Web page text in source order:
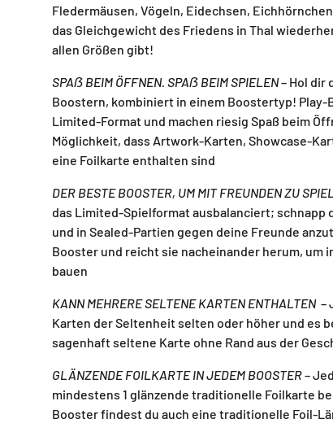
Fledermäusen, Vögeln, Eidechsen,
das Gleichgewicht des Friedens in Thal
allen Größen gibt!
SPAẞ BEIM ÖFFNEN. SPAẞ BEIM SPIELEN– Hol dir
Boostern, kombiniert in einem Boostertyp!
Limited-Format und machen riesig Spaß beim
Möglichkeit, dass Artwork-Karten, Showcase-
eine Foilkarte enthalten sind
DER BESTE BOOSTER, UM MIT FREUNDEN ZU
das Limited-Spielformat ausbalanciert; schnapp
und in Sealed-Partien gegen deine Freunde
Booster und reicht sie nacheinander herum, um
bauen
KANN MEHRERE SELTENE KARTEN ENTHALTEN –
Karten der Seltenheit selten oder höher und es
sagenhaft seltene Karte ohne Rand aus der
GLÄNZENDE FOILKARTE IN JEDEM BOOSTER–
mindestens 1 glänzende traditionelle Foilkarte
Booster findest du auch eine traditionelle Foil-